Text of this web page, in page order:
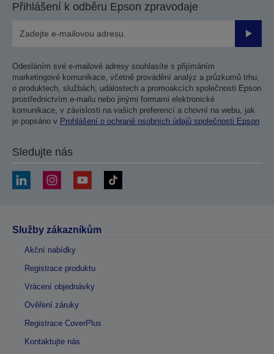
Přihlášení k odběru Epson zpravodaje
Odesláním své e-mailové adresy souhlasíte s přijímáním
marketingové komunikace, včetně provádění analýz a průzkumů trhu,
o produktech, službách, událostech a promoakcích společnosti Epson
prostřednictvím e-mailu nebo jinými formami elektronické
komunikace, v závislosti na vašich preferencí a chovní na webu, jak
je popsáno v Prohlášení o ochraně osobních údajů společnosti Epson
Sledujte nás
Služby zákazníkům
Akční nabídky
Registrace produktu
Vrácení objednávky
Ověření záruky
Registrace CoverPlus
Kontaktujte nás